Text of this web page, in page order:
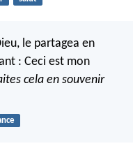
le partagea en
: Ceci est mon
cela en souvenir